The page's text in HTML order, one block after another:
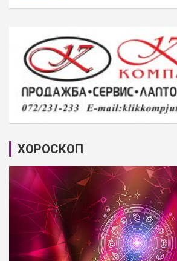
ХОРОСКОП